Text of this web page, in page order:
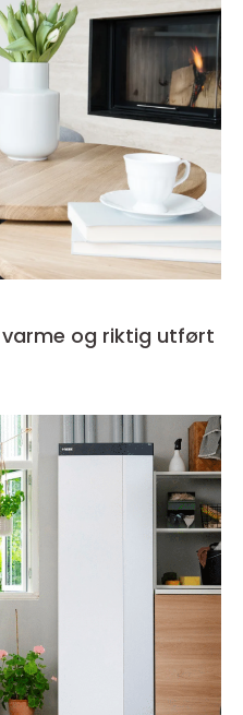
og riktig utført